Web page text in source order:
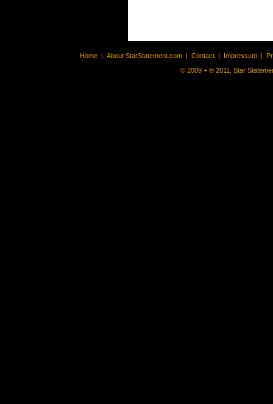
Home | About StarStatement.com | Contact | Impressum |
© 2009 + ® 2011, Star